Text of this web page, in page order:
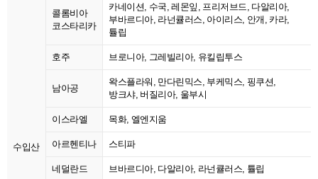
수입산
콜롬비아
코스타리카
카네이션, 수국, 레몬잎, 프리저브드, 다알리아,
부바르디아, 라넌큘러스, 아이리스, 안개, 카라,
튤립
호주 브로니아, 그레빌리아, 유킬립투스
남아공
왁스플라워, 만다린믹스, 부케믹스, 핑쿠션,
방크샤, 버질리아, 울부시
이스라엘 목화, 엘엔지움
아르헨티나 스티파
네덜란드 브바르디아, 다알리아, 라넌큘러스, 튤립